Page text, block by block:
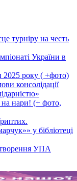
турніру на честь
України в
2025 року ( +фото)
консолідації
нари! (+ фото,
у бібліотеці
УПА